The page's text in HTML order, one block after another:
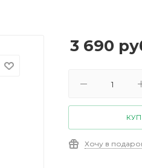
3 690
Хочу в